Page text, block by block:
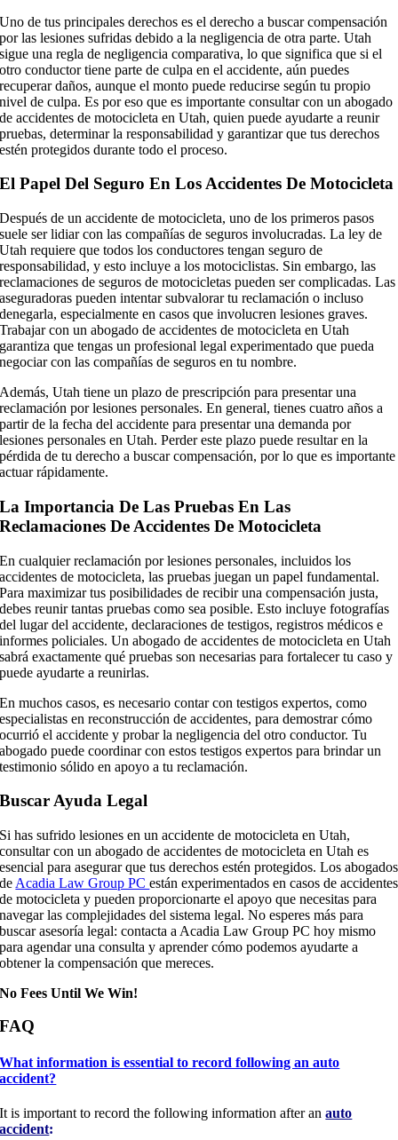
Uno de tus principales derechos es el derecho a buscar compensación
por las lesiones sufridas debido a la negligencia de otra parte. Utah
sigue una regla de negligencia comparativa, lo que significa que si el
otro conductor tiene parte de culpa en el accidente, aún puedes
recuperar daños, aunque el monto puede reducirse según tu propio
nivel de culpa. Es por eso que es importante consultar con un abogado
de accidentes de motocicleta en Utah, quien puede ayudarte a reunir
pruebas, determinar la responsabilidad y garantizar que tus derechos
estén protegidos durante todo el proceso.
El Papel Del Seguro En Los Accidentes De Motocicleta
Después de un accidente de motocicleta, uno de los primeros pasos
suele ser lidiar con las compañías de seguros involucradas. La ley de
Utah requiere que todos los conductores tengan seguro de
responsabilidad, y esto incluye a los motociclistas. Sin embargo, las
reclamaciones de seguros de motocicletas pueden ser complicadas. Las
aseguradoras pueden intentar subvalorar tu reclamación o incluso
denegarla, especialmente en casos que involucren lesiones graves.
Trabajar con un abogado de accidentes de motocicleta en Utah
garantiza que tengas un profesional legal experimentado que pueda
negociar con las compañías de seguros en tu nombre.
Además, Utah tiene un plazo de prescripción para presentar una
reclamación por lesiones personales. En general, tienes cuatro años a
partir de la fecha del accidente para presentar una demanda por
lesiones personales en Utah. Perder este plazo puede resultar en la
pérdida de tu derecho a buscar compensación, por lo que es importante
actuar rápidamente.
La Importancia De Las Pruebas En Las
Reclamaciones De Accidentes De Motocicleta
En cualquier reclamación por lesiones personales, incluidos los
accidentes de motocicleta, las pruebas juegan un papel fundamental.
Para maximizar tus posibilidades de recibir una compensación justa,
debes reunir tantas pruebas como sea posible. Esto incluye fotografías
del lugar del accidente, declaraciones de testigos, registros médicos e
informes policiales. Un abogado de accidentes de motocicleta en Utah
sabrá exactamente qué pruebas son necesarias para fortalecer tu caso y
puede ayudarte a reunirlas.
En muchos casos, es necesario contar con testigos expertos, como
especialistas en reconstrucción de accidentes, para demostrar cómo
ocurrió el accidente y probar la negligencia del otro conductor. Tu
abogado puede coordinar con estos testigos expertos para brindar un
testimonio sólido en apoyo a tu reclamación.
Buscar Ayuda Legal
Si has sufrido lesiones en un accidente de motocicleta en Utah,
consultar con un abogado de accidentes de motocicleta en Utah es
esencial para asegurar que tus derechos estén protegidos. Los abogados
de Acadia Law Group PCestán experimentados en casos de accidentes
de motocicleta y pueden proporcionarte el apoyo que necesitas para
navegar las complejidades del sistema legal. No esperes más para
buscar asesoría legal: contacta a Acadia Law Group PC hoy mismo
para agendar una consulta y aprender cómo podemos ayudarte a
obtener la compensación que mereces.
No Fees Until We Win!
FAQ
What information is essential to record following an auto
accident?
It is important to record the following information after an auto
accident: